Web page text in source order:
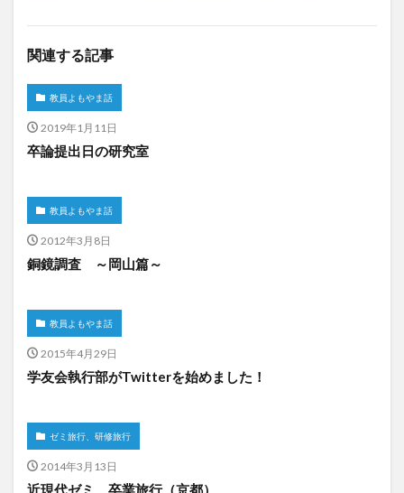
関連する記事
教員よもやま話
2019年1月11日
卒論提出日の研究室
教員よもやま話
2012年3月8日
銅鏡調査 ～岡山篇～
教員よもやま話
2015年4月29日
学友会執行部がTwitterを始めました！
ゼミ旅行、研修旅行
2014年3月13日
近現代ゼミ、卒業旅行（京都）